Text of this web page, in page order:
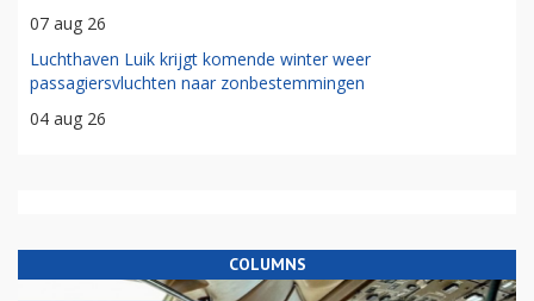
07 aug 26
Luchthaven Luik krijgt komende winter weer
passagiersvluchten naar zonbestemmingen
04 aug 26
COLUMNS